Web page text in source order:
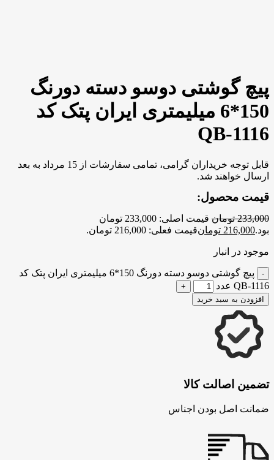
پیچ گوشتی دوسو دسته دورنگ
150*6 میلیمتری ایران پتک کد
QB-1116
قابل توجه خریداران گرامی، تمامی سفارشات از 15 مرداد به بعد
ارسال خواهند شد.
قیمت محصول:
233,000 تومان
قیمت اصلی: 233,000 تومان
بود.216,000 تومانقیمت فعلی: 216,000 تومان.
موجود در انبار
پیچ گوشتی دوسو دسته دورنگ 150*6 میلیمتری ایران پتک کد
QB-1116 عدد
افزودن به سبد خرید
تضمین اصالت کالا
ضمانت اصل بودن اجناس